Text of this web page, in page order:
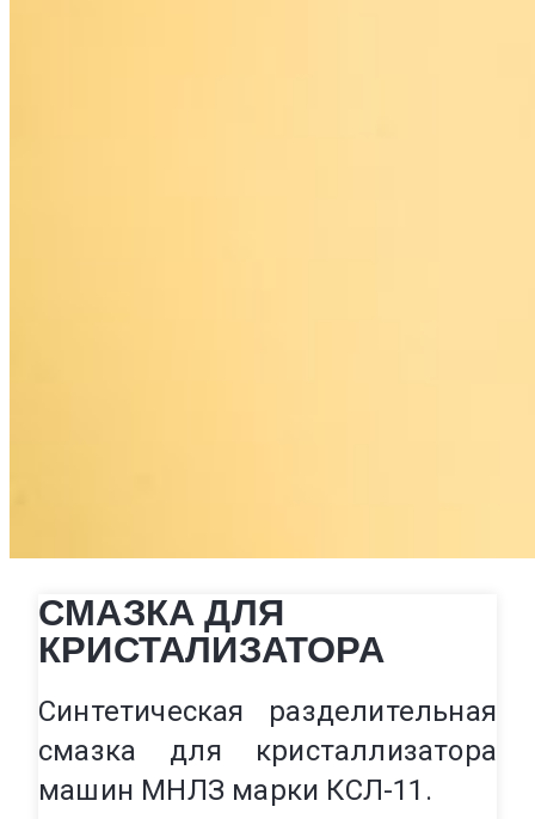
СМАЗКА ДЛЯ
КРИСТАЛИЗАТОРА
Синтетическая разделительная
смазка для кристаллизатора
машин МНЛЗ марки КСЛ-11.